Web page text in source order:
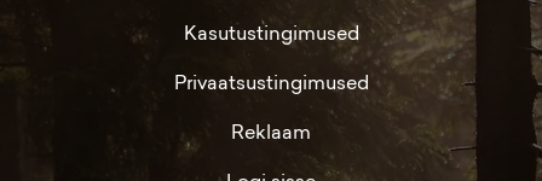
Kasutustingimused
Privaatsustingimused
Reklaam